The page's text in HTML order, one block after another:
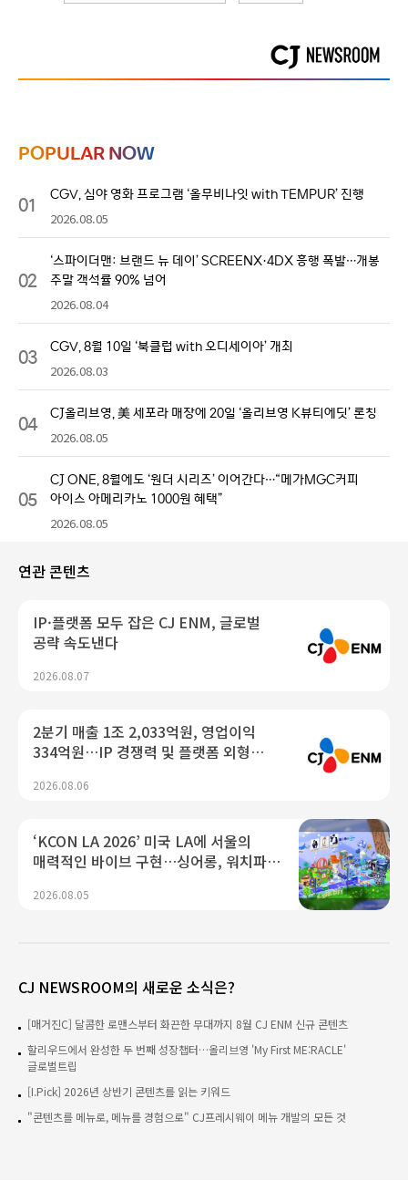
POPULAR NOW
01 CGV, 심야 영화 프로그램 ‘올무비나잇 with TEMPUR’ 진행
2026.08.05
02
‘스파이더맨: 브랜드 뉴 데이’ SCREENX·4DX 흥행 폭발…개봉
주말 객석률 90% 넘어
2026.08.04
03 CGV, 8월 10일 ‘북클럽 with 오디세이아’ 개최
2026.08.03
04 CJ올리브영, 美 세포라 매장에 20일 ‘올리브영 K뷰티에딧’ 론칭
2026.08.05
05
CJ ONE, 8월에도 ‘원더 시리즈’ 이어간다…“메가MGC커피
아이스 아메리카노 1000원 혜택”
2026.08.05
연관 콘텐츠
IP·플랫폼 모두 잡은 CJ ENM, 글로벌
공략 속도낸다
2026.08.07
2분기 매출 1조 2,033억원, 영업이익
334억원…IP 경쟁력 및 플랫폼 외형
2026.08.06
‘KCON LA 2026’ 미국 LA에 서울의
매력적인 바이브 구현…싱어롱, 워치파티
확장
2026.08.05
CJ NEWSROOM의 새로운 소식은?
[매거진C] 달콤한 로맨스부터 화끈한 무대까지 8월 CJ ENM 신규 콘텐츠
할리우드에서 완성한 두 번째 성장챕터…올리브영 'My First ME:RACLE'
글로벌트립
[I.Pick] 2026년 상반기 콘텐츠를 읽는 키워드
"콘텐츠를 메뉴로, 메뉴를 경험으로" CJ프레시웨이 메뉴 개발의 모든 것